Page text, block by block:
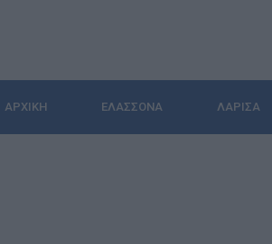
ΑΡΧΙΚΉ ΕΛΑΣΣΌΝΑ ΛΆΡΙΣΑ